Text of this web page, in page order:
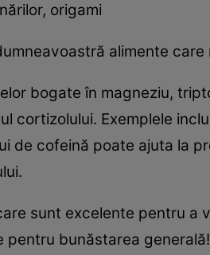
origami
alimente
bogate în magneziu,
cortizolului. Exemplele
de cofeină poate ajuta la
sunt excelente pentru a
pentru bunăstarea generală!